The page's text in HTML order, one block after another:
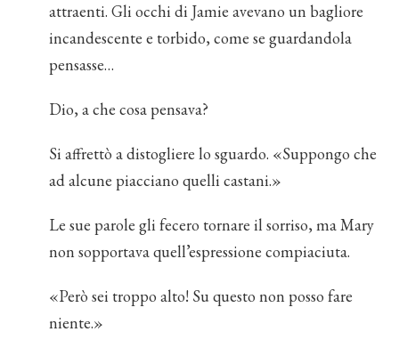
attraenti. Gli occhi di Jamie avevano un bagliore
incandescente e torbido, come se guardandola
pensasse…
Dio, a che cosa pensava?
Si affrettò a distogliere lo sguardo. «Suppongo che
ad alcune piacciano quelli castani.»
Le sue parole gli fecero tornare il sorriso, ma Mary
non sopportava quell’espressione compiaciuta.
«Però sei troppo alto! Su questo non posso fare
niente.»